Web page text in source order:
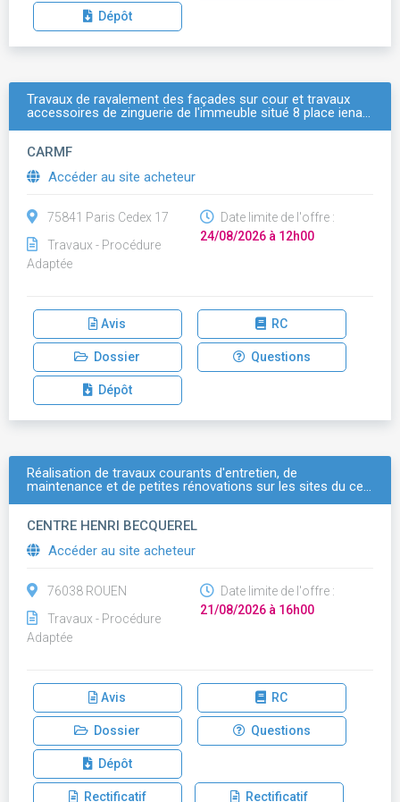
Dépôt
Travaux de ravalement des façades sur cour et travaux
accessoires de zinguerie de l'immeuble situé 8 place iena…
CARMF
Accéder au site acheteur
75841 Paris Cedex 17
Travaux - Procédure
Adaptée
Date limite de l'offre :
24/08/2026 à 12h00
Avis RC
Dossier Questions
Dépôt
Réalisation de travaux courants d'entretien, de
maintenance et de petites rénovations sur les sites du ce…
CENTRE HENRI BECQUEREL
Accéder au site acheteur
76038 ROUEN
Travaux - Procédure
Adaptée
Date limite de l'offre :
21/08/2026 à 16h00
Avis RC
Dossier Questions
Dépôt
Rectificatif Rectificatif